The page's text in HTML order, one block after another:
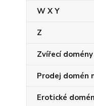
W X Y
Z
Zvířecí
Prodej domén
Erotické